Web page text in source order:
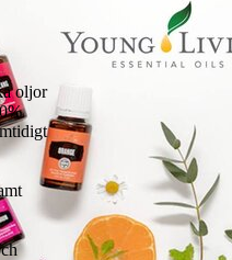
oljor